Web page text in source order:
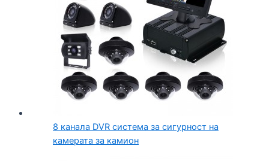
8 канала DVR система за сигурност на
камерата за камион